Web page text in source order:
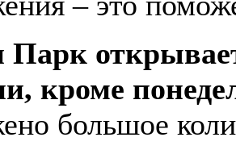
кроме
большое